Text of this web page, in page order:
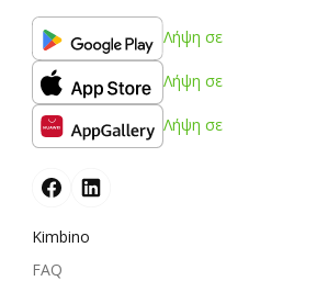
Λήψη σε
Λήψη σε
Λήψη σε
Kimbino
FAQ